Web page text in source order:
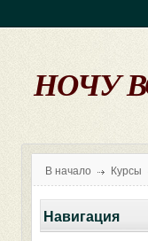
НОЧУ
В начало Курсы
Навигация